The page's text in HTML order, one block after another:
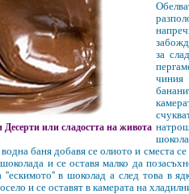
или сладостта на живота
за
баня добавя се олиото и сместа се
и се оставя малко да
''ескимото'' в шоколад а след това в
и се оставят в камерата на